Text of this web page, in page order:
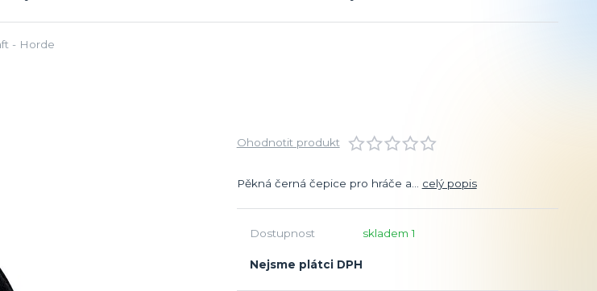
- Horde
Ohodnotit produkt
Pěkná černá čepice pro hráče a... celý popis
Dostupnost skladem 1
Nejsme plátci DPH